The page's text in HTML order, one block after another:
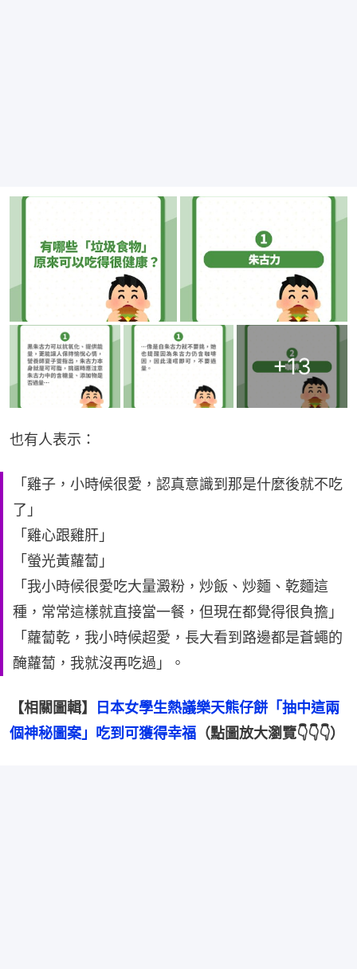
+13
也有人表示：
「雞子，小時候很愛，認真意識到那是什麼後就不吃
了」
「雞心跟雞肝」
「螢光黃蘿蔔」
「我小時候很愛吃大量澱粉，炒飯、炒麵、乾麵這
種，常常這樣就直接當一餐，但現在都覺得很負擔」
「蘿蔔乾，我小時候超愛，長大看到路邊都是蒼蠅的
醃蘿蔔，我就沒再吃過」。
【相關圖輯】
日本女學生熱議樂天熊仔餅「抽中這兩
個神秘圖案」吃到可獲得幸福 （點圖放大瀏覽👇👇👇）